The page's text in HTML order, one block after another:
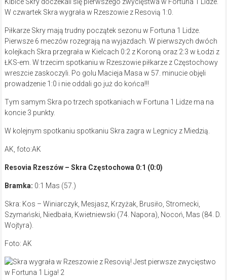
W czwartek Skra wygrała w Rzeszowie z Resovią 1:0.
Piłkarze Skry mają trudny początek sezonu w Fortuna 1 Lidze.
Pierwsze 6 meczów rozegrają na wyjazdach. W pierwszych dwóch
kolejkach Skra przegrała w Kielcach 0:2 z Koroną oraz 2:3 w Łodzi z
ŁKS-em. W trzecim spotkaniu w Rzeszowie piłkarze z Częstochowy
wreszcie zaskoczyli. Po golu Macieja Masa w 57. minucie objęli
prowadzenie 1:0 i nie oddali go już do końca!!!
Tym samym Skra po trzech spotkaniach w Fortuna 1 Lidze ma na
koncie 3 punkty.
W kolejnym spotkaniu spotkaniu Skra zagra w Legnicy z Miedzią.
AK, foto:AK
Resovia Rzeszów – Skra Częstochowa 0:1 (0:0)
Bramka: 0:1 Mas (57.)
Skra: Kos – Winiarczyk, Mesjasz, Krzyżak, Brusiło, Stromecki,
Szymański, Niedbała, Kwietniewski (74. Napora), Nocoń, Mas (84. D.
Wojtyra).
Foto: AK